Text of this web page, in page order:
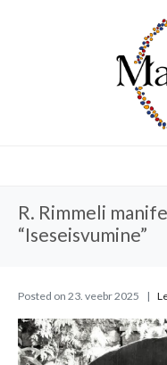
R. Rimmeli
“Iseseisvumine”
Posted on 23. veebr 2025